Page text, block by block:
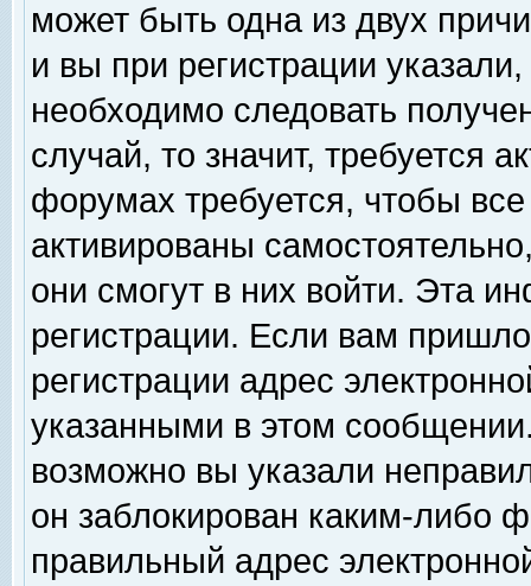
может быть одна из двух
и вы при регистрации
необходимо следовать
случай, то значит, требуется
форумах требуется, чтобы
активированы
они смогут в них войти. Эта
регистрации. Если вам
регистрации адрес
указанными в этом
возможно вы указали
он заблокирован каким-либо
правильный адрес